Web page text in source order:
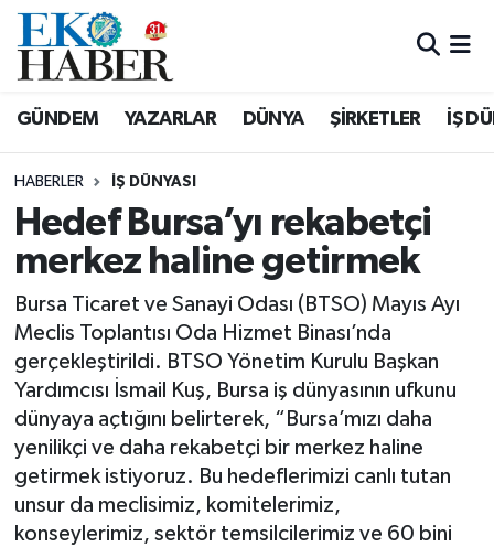
GÜNDEM YAZARLAR DÜNYA ŞİRKETLER İŞ
HABERLER İŞ DÜNYASI
Hedef Bursa’yı rekabetçi
merkez haline getirmek
Bursa Ticaret ve Sanayi Odası (BTSO) Mayıs Ayı
Meclis Toplantısı Oda Hizmet Binası’nda
gerçekleştirildi. BTSO Yönetim Kurulu Başkan
Yardımcısı İsmail Kuş, Bursa iş dünyasının ufkunu
dünyaya açtığını belirterek, “Bursa’mızı daha
yenilikçi ve daha rekabetçi bir merkez haline
getirmek istiyoruz. Bu hedeflerimizi canlı tutan
unsur da meclisimiz, komitelerimiz,
konseylerimiz, sektör temsilcilerimiz ve 60 bini
Hava Durumu
Tüm Manşetler
Son Dakika Haberleri
Haber Arşivi